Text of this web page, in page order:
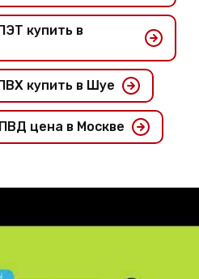
купить в
купить в Шуе
цена в Москве